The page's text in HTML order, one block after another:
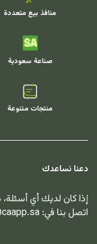
منافذ بيع متعددة
صناعة سعودية
منتجات متنوعة
دعنا نساعدك
إذا كان لديك أي
اتصل بنا في: